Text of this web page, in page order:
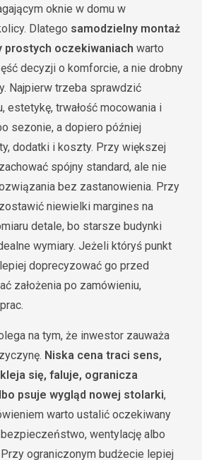
oknie w domu w
Dlatego samodzielny montaż
prostych oczekiwaniach warto
decyzji o komforcie, a nie drobny
Najpierw trzeba sprawdzić
estetykę, trwałość mocowania i
sezonie, a dopiero później
dodatki i koszty. Przy większej
spójny standard, ale nie
bez zastanowienia. Przy
niewielki margines na
detale, bo starsze budynki
wymiary. Jeżeli któryś punkt
doprecyzować go przed
założenia po zamówieniu,
na tym, że inwestor zauważa
Niska cena traci sens,
się, faluje, ogranicza
psuje wygląd nowej stolarki,
warto ustalić oczekiwany
wentylację albo
Przy ograniczonym budżecie lepiej